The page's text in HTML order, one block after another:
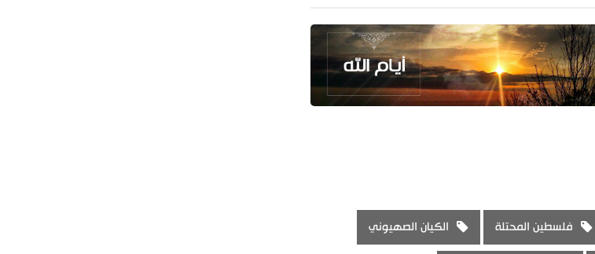
فلسطين المحتلة الكيان الصهيوني